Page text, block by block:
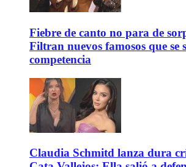
Fiebre de canto no para de
Filtran nuevos famosos que se
competencia
Claudia Schmitd lanza dura